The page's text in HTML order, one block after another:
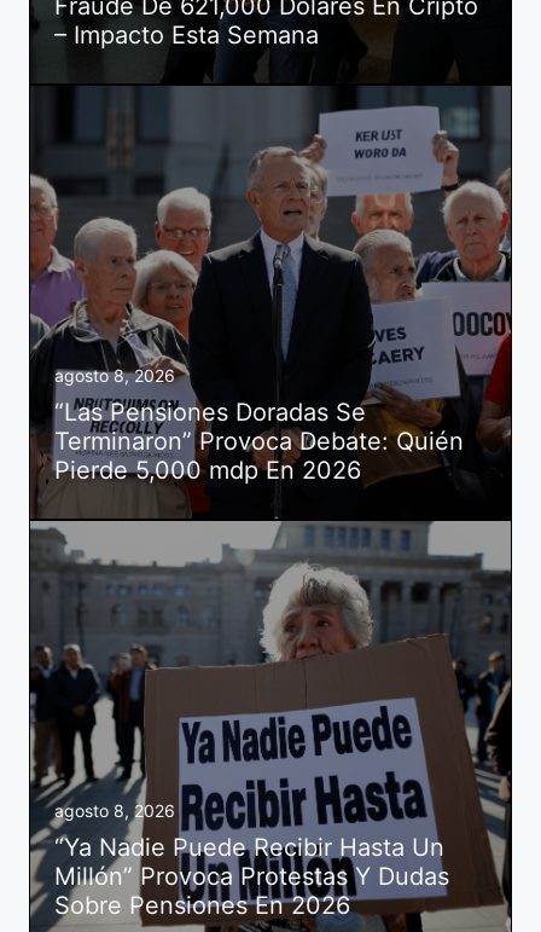
Fraude De 621,000 Dólares En Cripto
– Impacto Esta Semana
agosto 8, 2026
“Las Pensiones Doradas Se
Terminaron” Provoca Debate: Quién
Pierde 5,000 mdp En 2026
agosto 8, 2026
“Ya Nadie Puede Recibir Hasta Un
Millón” Provoca Protestas Y Dudas
Sobre Pensiones En 2026